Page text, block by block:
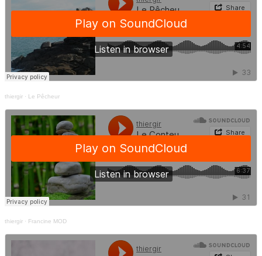
thiergir · Le Pêcheur
thiergir · Francine MOD